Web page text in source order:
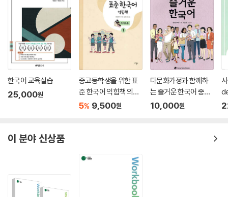
한국어 교육실습
25,000원
중고등학생을 위한 표
준 한국어 익힘책 의사
소통 1
5% 9,500원
다문화가정과 함께하
는 즐거운 한국어 중급
1
10,000원
이 분야 신상품